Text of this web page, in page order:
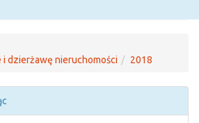
dzierżawę nieruchomości
2018